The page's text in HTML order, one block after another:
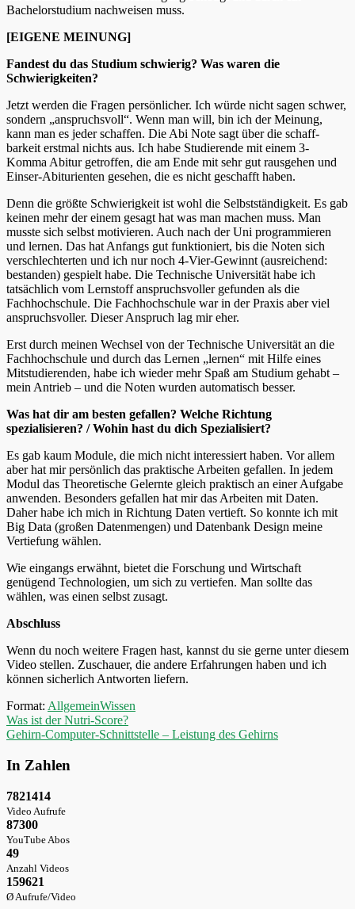
Bachelorstudium nachweisen muss.
[EIGENE MEINUNG]
Fandest du das Studium schwierig? Was waren die
Schwierigkeiten?
Jetzt werden die Fragen persönlicher. Ich würde nicht sagen schwer,
sondern „anspruchsvoll“. Wenn man will, bin ich der Meinung,
kann man es jeder schaffen. Die Abi Note sagt über die schaff-
barkeit erstmal nichts aus. Ich habe Studierende mit einem 3-
Komma Abitur getroffen, die am Ende mit sehr gut rausgehen und
Einser-Abiturienten gesehen, die es nicht geschafft haben.
Denn die größte Schwierigkeit ist wohl die Selbstständigkeit. Es gab
keinen mehr der einem gesagt hat was man machen muss. Man
musste sich selbst motivieren. Auch nach der Uni programmieren
und lernen. Das hat Anfangs gut funktioniert, bis die Noten sich
verschlechterten und ich nur noch 4-Vier-Gewinnt (ausreichend:
bestanden) gespielt habe. Die Technische Universität habe ich
tatsächlich vom Lernstoff anspruchsvoller gefunden als die
Fachhochschule. Die Fachhochschule war in der Praxis aber viel
anspruchsvoller. Dieser Anspruch lag mir eher.
Erst durch meinen Wechsel von der Technische Universität an die
Fachhochschule und durch das Lernen „lernen“ mit Hilfe eines
Mitstudierenden, habe ich wieder mehr Spaß am Studium gehabt –
mein Antrieb – und die Noten wurden automatisch besser.
Was hat dir am besten gefallen? Welche Richtung
spezialisieren? / Wohin hast du dich Spezialisiert?
Es gab kaum Module, die mich nicht interessiert haben. Vor allem
aber hat mir persönlich das praktische Arbeiten gefallen. In jedem
Modul das Theoretische Gelernte gleich praktisch an einer Aufgabe
anwenden. Besonders gefallen hat mir das Arbeiten mit Daten.
Daher habe ich mich in Richtung Daten vertieft. So konnte ich mit
Big Data (großen Datenmengen) und Datenbank Design meine
Vertiefung wählen.
Wie eingangs erwähnt, bietet die Forschung und Wirtschaft
genügend Technologien, um sich zu vertiefen. Man sollte das
wählen, was einen selbst zusagt.
Abschluss
Wenn du noch weitere Fragen hast, kannst du sie gerne unter diesem
Video stellen. Zuschauer, die andere Erfahrungen haben und ich
können sicherlich Antworten liefern.
Format: AllgemeinWissen
Beitragsnavigation
Was ist der Nutri-Score?
Gehirn-Computer-Schnittstelle – Leistung des Gehirns
In Zahlen
7821414
Video Aufrufe
87300
YouTube Abos
49
Anzahl Videos
159621
Ø Aufrufe/Video